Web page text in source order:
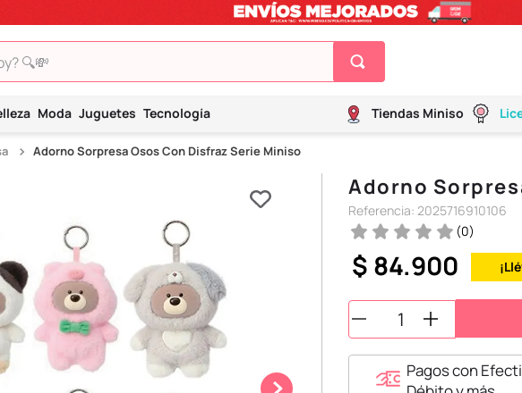
Moda Juguetes Tecnología Tiendas Miniso
Adorno Sorpresa Osos Con Disfraz Serie Miniso
Adorno
Referencia: 2025716910106
(0)
$ 84.900
Pagos con